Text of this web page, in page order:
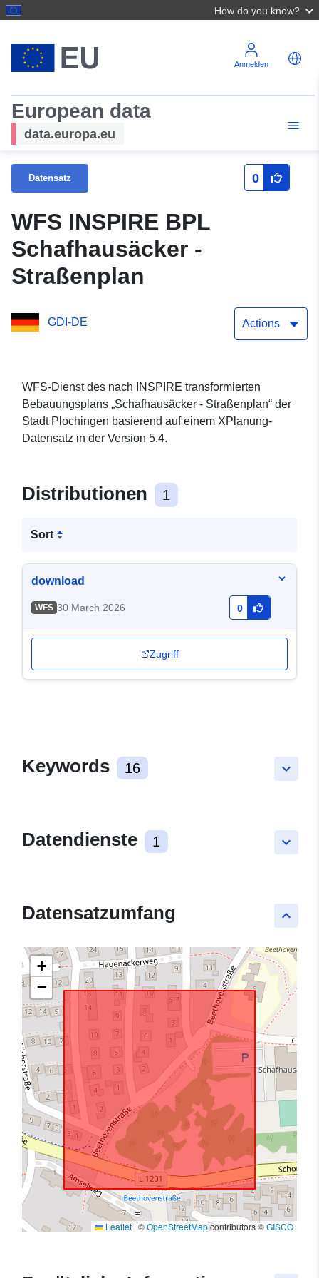
How do you know?
Anmelden
European data
data.europa.eu
Datensatz 0
WFS INSPIRE BPL
Schafhausäcker -
Straßenplan
GDI-DE Actions
WFS-Dienst des nach INSPIRE transformierten
Bebauungsplans „Schafhausäcker - Straßenplan“ der
Stadt Plochingen basierend auf einem XPlanung-
Datensatz in der Version 5.4.
Distributionen 1
Sort
download
WFS 30 March 2026 0
Zugriff
keyboard_arrow_down
Keywords 16
keyboard_arrow_down
Datendienste 1
keyboard_arrow_up
Datensatzumfang
+
−
Leaflet | ©OpenStreetMapcontributors ©GISCO